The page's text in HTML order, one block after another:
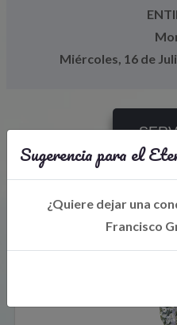
Miércoles, 16 de
Flores
Sugerencia para el
¿Quiere dejar una
Francisco